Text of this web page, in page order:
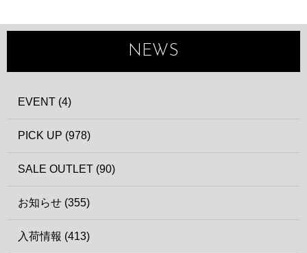
NEWS
EVENT (4)
PICK UP (978)
SALE OUTLET (90)
お知らせ (355)
入荷情報 (413)